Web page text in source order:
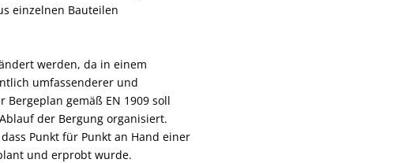
einzelnen Bauteilen
werden, da in einem
umfassenderer und
gemäß EN 1909 soll
der Bergung organisiert.
Punkt für Punkt an Hand einer
und erprobt wurde.